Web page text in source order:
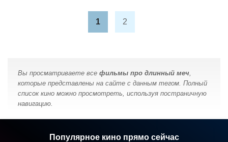
1 2
Вы просматриваете все фильмы про длинный меч,
которые представлены на сайте с данным тегом. Полный
список кино можно просмотреть, используя постраничную
навигацию.
Популярное кино прямо сейчас